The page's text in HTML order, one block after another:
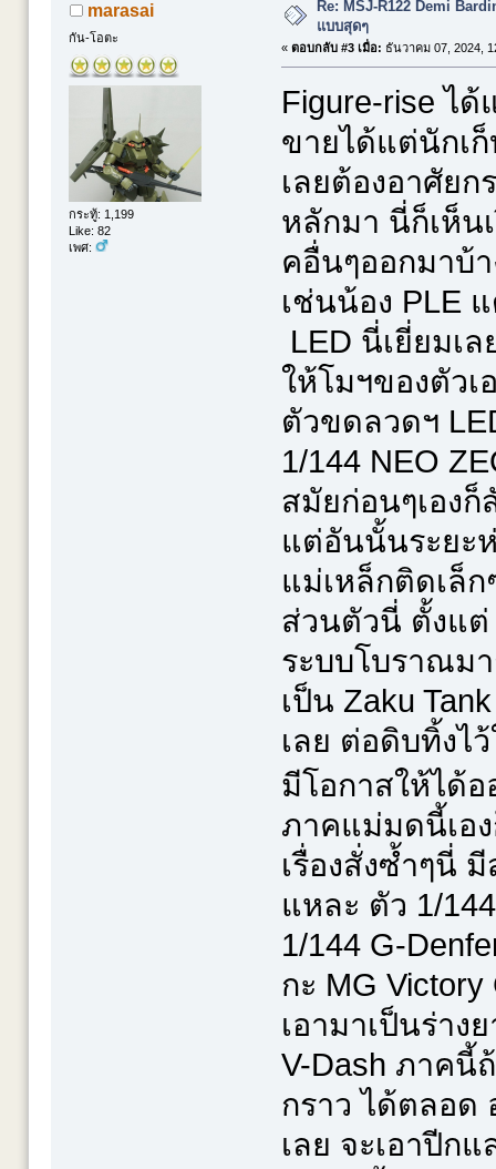
marasai
กัน-โอตะ
กระทู้: 1,199
Like: 82
เพศ:
Re: MSJ-R122 Demi
แบบสุดๆ
« ตอบกลับ #3 เมื่อ: ธันวาคม 07, 2024,
Figure-rise ไ
ขายได้แต่นักเ
เลยต้องอาศัย
หลักมา นี่ก็เห็น
คอื่นๆออกมาบ้า
เช่นน้อง PLE
LED นี่เยี่ยมเ
ให้โมฯของตัวเ
ตัวขดลวดฯ
1/144 NEO
สมัยก่อนๆเอง
แต่อันนั้นระยะ
แม่เหล็กติดเล็
ส่วนตัวนี่ ตั้งแ
ระบบโบราณม
เป็น Zaku
เลย ต่อดิบทิ้งไ
มีโอกาสให้ได้
ภาคแม่มดนี้เอ
เรื่องสั่งซ้ำๆนี่
แหละ ตัว 1/
1/144 G-
กะ MG Victory
เอามาเป็นร่าง
V-Dash ภาคนี้
กราว ได้ตลอด
เลย จะเอาปีก